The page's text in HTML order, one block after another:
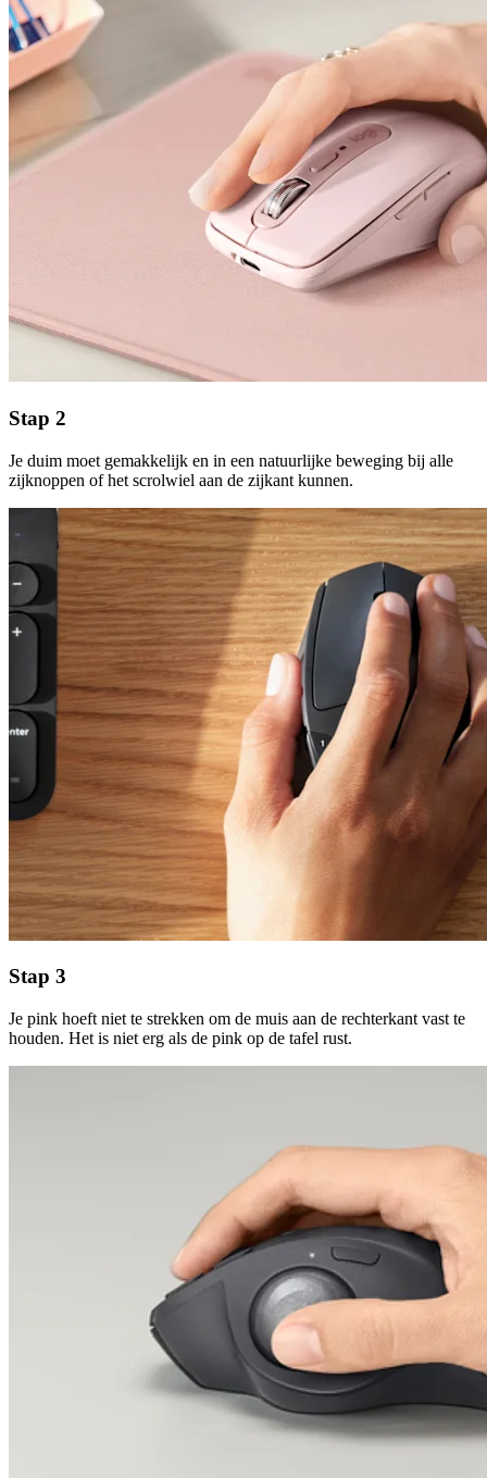
Stap 2
Je duim moet gemakkelijk en in een natuurlijke beweging bij alle
zijknoppen of het scrolwiel aan de zijkant kunnen.
Stap 3
Je pink hoeft niet te strekken om de muis aan de rechterkant vast te
houden. Het is niet erg als de pink op de tafel rust.